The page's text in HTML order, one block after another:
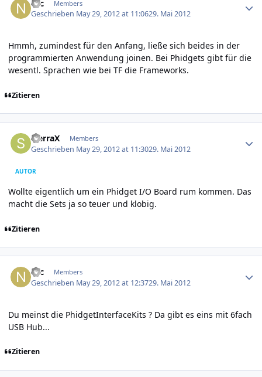
Nic Members
Geschrieben May 29, 2012 at 11:0629. Mai 2012
Hmmh, zumindest für den Anfang, ließe sich beides in der
programmierten Anwendung joinen. Bei Phidgets gibt für die
wesentl. Sprachen wie bei TF die Frameworks.
Zitieren
SierraX Members
Geschrieben May 29, 2012 at 11:3029. Mai 2012
AUTOR
Wollte eigentlich um ein Phidget I/O Board rum kommen. Das
macht die Sets ja so teuer und klobig.
Zitieren
Nic Members
Geschrieben May 29, 2012 at 12:3729. Mai 2012
Du meinst die PhidgetInterfaceKits ? Da gibt es eins mit 6fach
USB Hub...
Zitieren